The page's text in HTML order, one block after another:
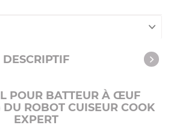
article
DESCRIPTIF
POUR BATTEUR À ŒUF
DU ROBOT CUISEUR COOK
EXPERT